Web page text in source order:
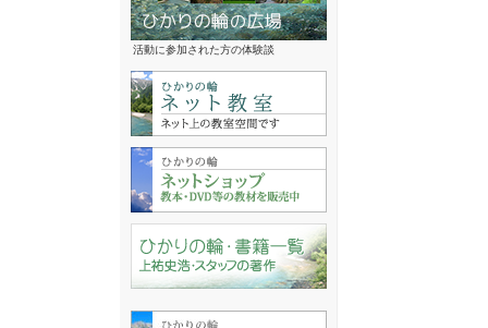
活動に参加された方の体験談